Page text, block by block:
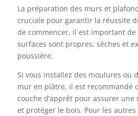
La préparation des murs et
cruciale pour garantir la réussite
de commencer, il est important
surfaces sont propres, sèches et
poussière.
Si vous installez des moulures ou
mur en plâtre, il est recommandé
couche d’apprêt pour assurer
et protéger le bois. Pour les